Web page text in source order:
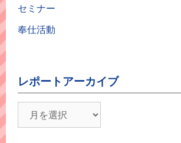
セミナー
奉仕活動
レポートアーカイブ
ポ